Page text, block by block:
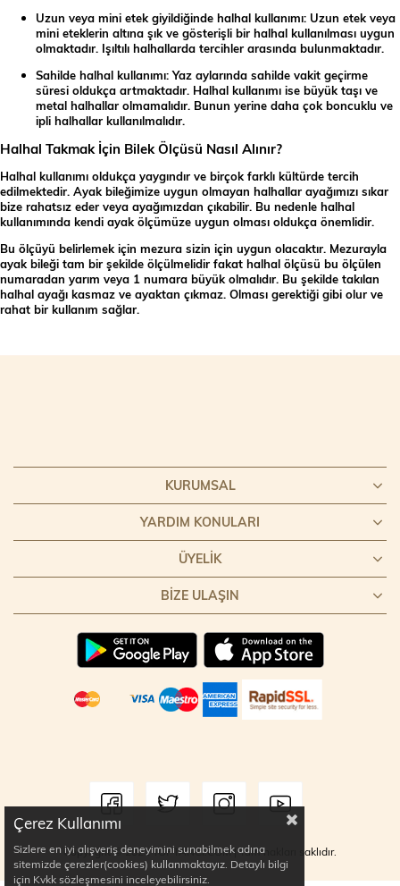
Uzun veya mini etek giyildiğinde halhal kullanımı: Uzun etek veya
mini eteklerin altına şık ve gösterişli bir halhal kullanılması uygun
olmaktadır. Işıltılı halhallarda tercihler arasında bulunmaktadır.
Sahilde halhal kullanımı: Yaz aylarında sahilde vakit geçirme
süresi oldukça artmaktadır. Halhal kullanımı ise büyük taşı ve
metal halhallar olmamalıdır. Bunun yerine daha çok boncuklu ve
ipli halhallar kullanılmalıdır.
Halhal Takmak İçin Bilek Ölçüsü Nasıl Alınır?
Halhal kullanımı oldukça yaygındır ve birçok farklı kültürde tercih
edilmektedir. Ayak bileğimize uygun olmayan halhallar ayağımızı sıkar
bize rahatsız eder veya ayağımızdan çıkabilir. Bu nedenle halhal
kullanımında kendi ayak ölçümüze uygun olması oldukça önemlidir.
Bu ölçüyü belirlemek için mezura sizin için uygun olacaktır. Mezurayla
ayak bileği tam bir şekilde ölçülmelidir fakat halhal ölçüsü bu ölçülen
numaradan yarım veya 1 numara büyük olmalıdır. Bu şekilde takılan
halhal ayağı kasmaz ve ayaktan çıkmaz. Olması gerektiği gibi olur ve
rahat bir kullanım sağlar.
KURUMSAL
YARDIM KONULARI
ÜYELIK
BIZE ULAŞIN
Copyright © 2022 TOPTANCI.COM | Tüm hakları saklıdır.
Çerez Kullanımı
Sizlere en iyi alışveriş deneyimini sunabilmek adına
sitemizde çerezler(cookies) kullanmaktayız. Detaylı bilgi
için Kvkk sözleşmesini inceleyebilirsiniz.